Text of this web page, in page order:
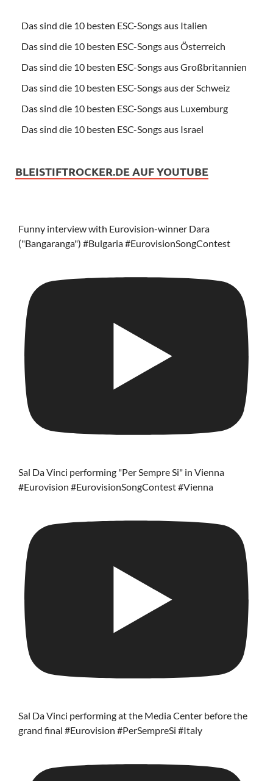
Das sind die 10 besten ESC-Songs aus Italien
Das sind die 10 besten ESC-Songs aus Österreich
Das sind die 10 besten ESC-Songs aus Großbritannien
Das sind die 10 besten ESC-Songs aus der Schweiz
Das sind die 10 besten ESC-Songs aus Luxemburg
Das sind die 10 besten ESC-Songs aus Israel
BLEISTIFTROCKER.DE AUF YOUTUBE
Funny interview with Eurovision-winner Dara
("Bangaranga") #Bulgaria #EurovisionSongContest
Sal Da Vinci performing "Per Sempre Si" in Vienna
#Eurovision #EurovisionSongContest #Vienna
Sal Da Vinci performing at the Media Center before the
grand final #Eurovision #PerSempreSi #Italy